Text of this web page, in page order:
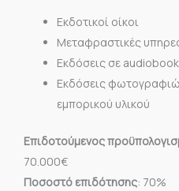
Εκδοτικοί οίκοι
Μεταφραστικές
Εκδόσεις σε
Εκδόσεις
εμπορικού υλικού
Επιδοτούμενος
70.000€
Ποσοστό επιδότησης: 70%